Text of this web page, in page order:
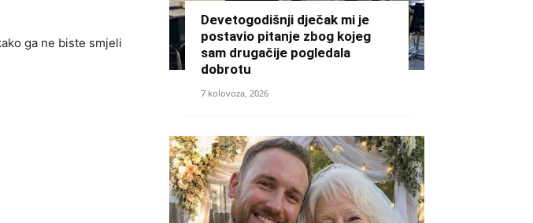
ga ne biste smjeli
Devetogodišnji dječak mi je
postavio pitanje zbog kojeg
sam drugačije pogledala
dobrotu
7 kolovoza, 2026